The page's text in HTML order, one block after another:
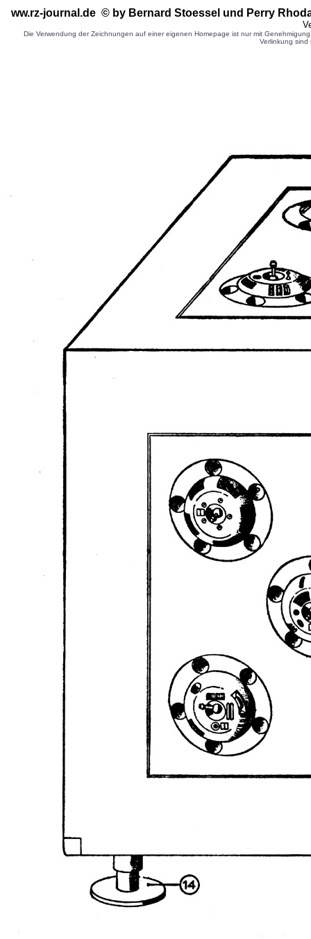
ww.rz-journal.de © by Bernard Stoessel und Perry
Die Verwendung der Zeichnungen auf einer eigenen Homepage ist nur mit
Verlinkung sind